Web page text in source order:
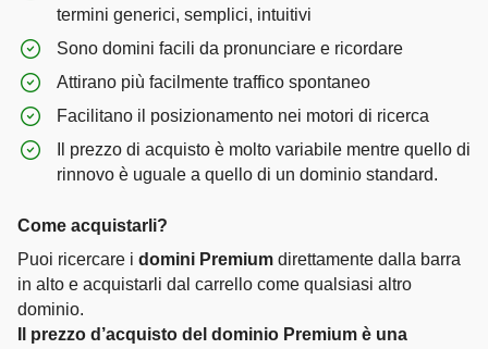
termini generici, semplici, intuitivi
Sono domini facili da pronunciare e ricordare
Attirano più facilmente traffico spontaneo
Facilitano il posizionamento nei motori di ricerca
Il prezzo di acquisto è molto variabile mentre quello di
rinnovo è uguale a quello di un dominio standard.
Come acquistarli?
Puoi ricercare i domini Premium direttamente dalla barra
in alto e acquistarli dal carrello come qualsiasi altro
dominio.
Il prezzo d’acquisto del dominio Premium è una